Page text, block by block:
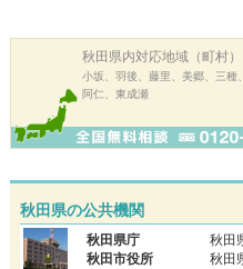
秋田県内対応地域（町村）
小坂、羽後、藤里、美郷、三種
阿仁、東成瀬
秋田県の公共機関
秋田県庁
秋田市役所
秋田
秋田